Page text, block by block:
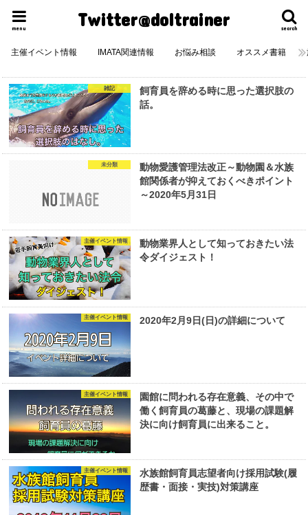
Twitter@doltrainer search
menu
主催イベント情報 IMATA関連情報 お悩み相談 オススメ書籍
雑記
飼育員を辞める時に思った選択肢の
話。
未分類
動物愛護管理法改正～動物園＆水族
館関係者が抑えておくべきポイント
～2020年5月31日
主催イベント情報
動物業界人として知っておきたい法
令ダイジェスト！
主催イベント情報 2020年2月9日(日)の詳細について
主催イベント情報
園館に問われる存在意義、その中で
働く飼育員の葛藤と、現場の課題解
決に向け飼育員に出来ること。
主催イベント情報
水族館飼育員志望者向け採用試験(履
歴書・面接・実技)対策講座